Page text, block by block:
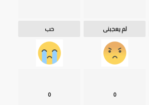
لم يعجبنى حب
0
0